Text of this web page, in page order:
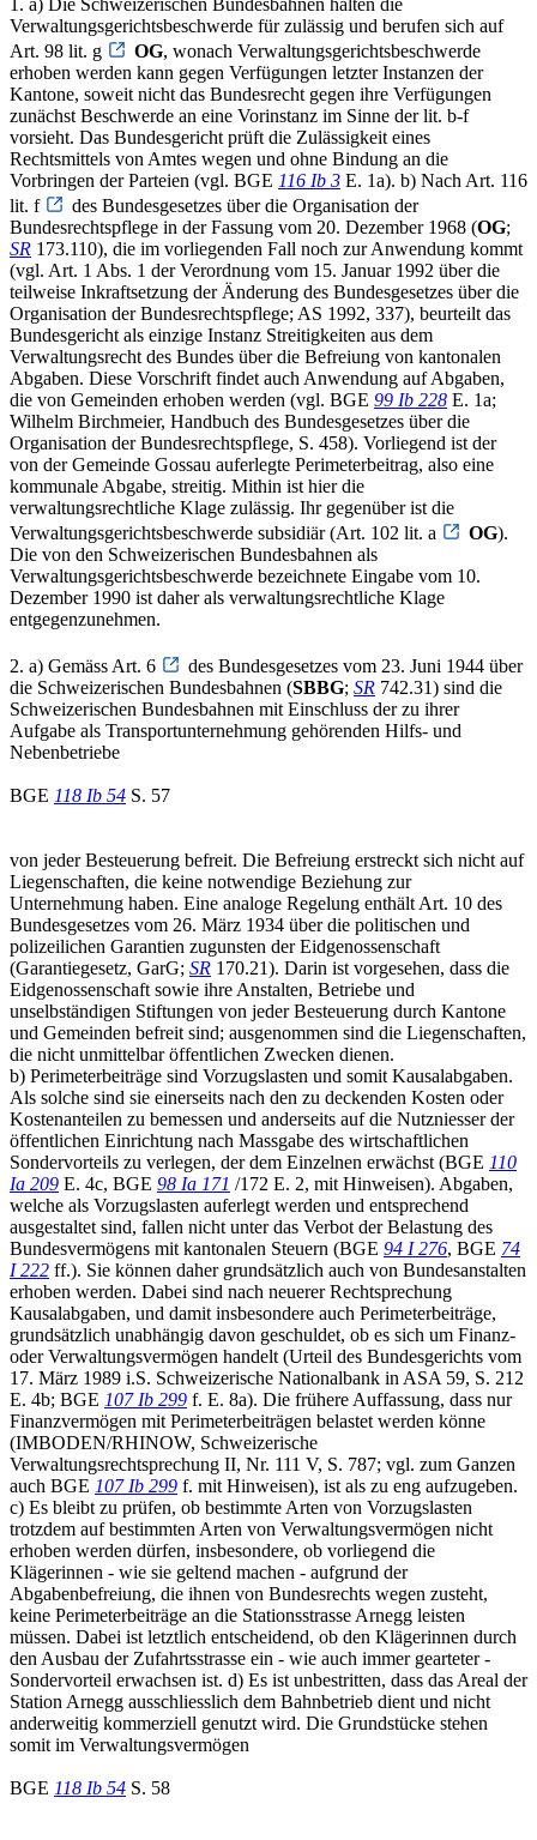
Verwaltungsgerichtsbeschwerde für zulässig und berufen sich auf
Art. 98 lit. g
OG, wonach Verwaltungsgerichtsbeschwerde
erhoben werden kann gegen Verfügungen letzter Instanzen der
Kantone, soweit nicht das Bundesrecht gegen ihre Verfügungen
zunächst Beschwerde an eine Vorinstanz im Sinne der lit. b-f
vorsieht. Das Bundesgericht prüft die Zulässigkeit eines
Rechtsmittels von Amtes wegen und ohne Bindung an die
Vorbringen der Parteien (vgl. BGE 116 Ib 3 E. 1a). b) Nach Art. 116
lit. f
des Bundesgesetzes über die Organisation der
Bundesrechtspflege in der Fassung vom 20. Dezember 1968 (OG;
SR 173.110), die im vorliegenden Fall noch zur Anwendung kommt
(vgl. Art. 1 Abs. 1 der Verordnung vom 15. Januar 1992 über die
teilweise Inkraftsetzung der Änderung des Bundesgesetzes über die
Organisation der Bundesrechtspflege; AS 1992, 337), beurteilt das
Bundesgericht als einzige Instanz Streitigkeiten aus dem
Verwaltungsrecht des Bundes über die Befreiung von kantonalen
Abgaben. Diese Vorschrift findet auch Anwendung auf Abgaben,
die von Gemeinden erhoben werden (vgl. BGE 99 Ib 228 E. 1a;
Wilhelm Birchmeier, Handbuch des Bundesgesetzes über die
Organisation der Bundesrechtspflege, S. 458). Vorliegend ist der
von der Gemeinde Gossau auferlegte Perimeterbeitrag, also eine
kommunale Abgabe, streitig. Mithin ist hier die
verwaltungsrechtliche Klage zulässig. Ihr gegenüber ist die
Verwaltungsgerichtsbeschwerde subsidiär (Art. 102 lit. a
OG).
Die von den Schweizerischen Bundesbahnen als
Verwaltungsgerichtsbeschwerde bezeichnete Eingabe vom 10.
Dezember 1990 ist daher als verwaltungsrechtliche Klage
entgegenzunehmen.
2. a) Gemäss Art. 6
des Bundesgesetzes vom 23. Juni 1944 über
die Schweizerischen Bundesbahnen (SBBG; SR 742.31) sind die
Schweizerischen Bundesbahnen mit Einschluss der zu ihrer
Aufgabe als Transportunternehmung gehörenden Hilfs- und
Nebenbetriebe
BGE 118 Ib 54 S. 57
von jeder Besteuerung befreit. Die Befreiung erstreckt sich nicht auf
Liegenschaften, die keine notwendige Beziehung zur
Unternehmung haben. Eine analoge Regelung enthält Art. 10 des
Bundesgesetzes vom 26. März 1934 über die politischen und
polizeilichen Garantien zugunsten der Eidgenossenschaft
(Garantiegesetz, GarG; SR 170.21). Darin ist vorgesehen, dass die
Eidgenossenschaft sowie ihre Anstalten, Betriebe und
unselbständigen Stiftungen von jeder Besteuerung durch Kantone
und Gemeinden befreit sind; ausgenommen sind die Liegenschaften,
die nicht unmittelbar öffentlichen Zwecken dienen.
b) Perimeterbeiträge sind Vorzugslasten und somit Kausalabgaben.
Als solche sind sie einerseits nach den zu deckenden Kosten oder
Kostenanteilen zu bemessen und anderseits auf die Nutzniesser der
öffentlichen Einrichtung nach Massgabe des wirtschaftlichen
Sondervorteils zu verlegen, der dem Einzelnen erwächst (BGE 110
Ia 209 E. 4c, BGE 98 Ia 171 /172 E. 2, mit Hinweisen). Abgaben,
welche als Vorzugslasten auferlegt werden und entsprechend
ausgestaltet sind, fallen nicht unter das Verbot der Belastung des
Bundesvermögens mit kantonalen Steuern (BGE 94 I 276, BGE 74
I 222 ff.). Sie können daher grundsätzlich auch von Bundesanstalten
erhoben werden. Dabei sind nach neuerer Rechtsprechung
Kausalabgaben, und damit insbesondere auch Perimeterbeiträge,
grundsätzlich unabhängig davon geschuldet, ob es sich um Finanz-
oder Verwaltungsvermögen handelt (Urteil des Bundesgerichts vom
17. März 1989 i.S. Schweizerische Nationalbank in ASA 59, S. 212
E. 4b; BGE 107 Ib 299 f. E. 8a). Die frühere Auffassung, dass nur
Finanzvermögen mit Perimeterbeiträgen belastet werden könne
(IMBODEN/RHINOW, Schweizerische
Verwaltungsrechtsprechung II, Nr. 111 V, S. 787; vgl. zum Ganzen
auch BGE 107 Ib 299 f. mit Hinweisen), ist als zu eng aufzugeben.
c) Es bleibt zu prüfen, ob bestimmte Arten von Vorzugslasten
trotzdem auf bestimmten Arten von Verwaltungsvermögen nicht
erhoben werden dürfen, insbesondere, ob vorliegend die
Klägerinnen - wie sie geltend machen - aufgrund der
Abgabenbefreiung, die ihnen von Bundesrechts wegen zusteht,
keine Perimeterbeiträge an die Stationsstrasse Arnegg leisten
müssen. Dabei ist letztlich entscheidend, ob den Klägerinnen durch
den Ausbau der Zufahrtsstrasse ein - wie auch immer gearteter -
Sondervorteil erwachsen ist. d) Es ist unbestritten, dass das Areal der
Station Arnegg ausschliesslich dem Bahnbetrieb dient und nicht
anderweitig kommerziell genutzt wird. Die Grundstücke stehen
somit im Verwaltungsvermögen
BGE 118 Ib 54 S. 58